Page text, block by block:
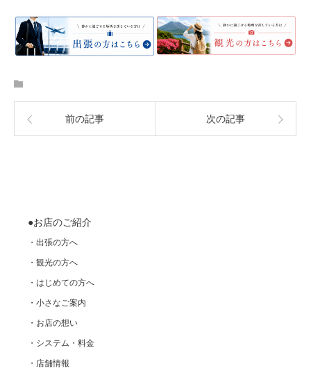
前の記事 次の記事
●お店のご紹介
・出張の方へ
・観光の方へ
・はじめての方へ
・小さなご案内
・お店の想い
・システム・料金
・店舗情報